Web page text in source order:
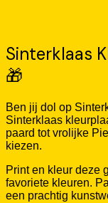
Sinterklaas
🎁
Ben jij dol op
Sinterklaas
paard tot vrolijke
kiezen.
Print en kleur deze
favoriete kleuren.
een prachtig